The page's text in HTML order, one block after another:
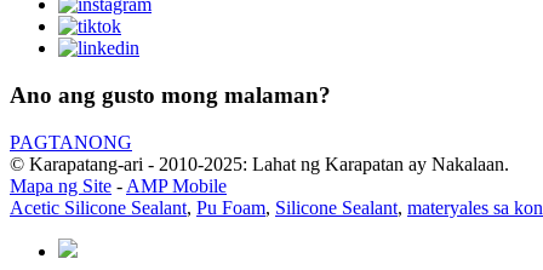
Ano ang gusto mong malaman?
PAGTANONG
© Karapatang-ari - 2010-2025: Lahat ng Karapatan ay Nakalaan.
Mapa ng Site - AMP Mobile
Acetic Silicone Sealant, Pu Foam, Silicone Sealant, materyales sa